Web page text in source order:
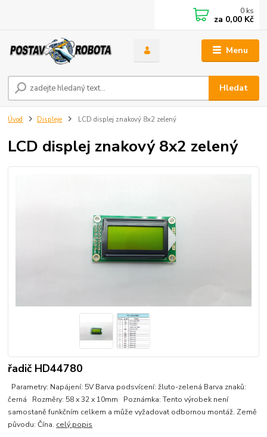
Menu
Hledat
0 ks
za 0,00 Kč
Úvod Displeje LCD displej znakový 8x2 zelený
LCD displej znakový 8x2 zelený
řadič HD44780
Parametry: Napájení: 5V Barva podsvícení: žluto-zelená Barva znaků:
černá Rozměry: 58 x 32 x 10mm Poznámka: Tento výrobek není
samostaně funkčním celkem a může vyžadovat odbornou montáž. Země
původu: Čína. celý popis